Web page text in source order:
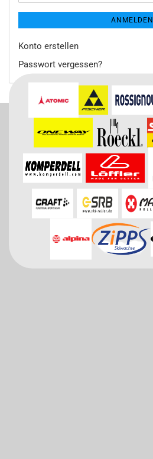
ANMELDEN
Konto erstellen
Passwort vergessen?